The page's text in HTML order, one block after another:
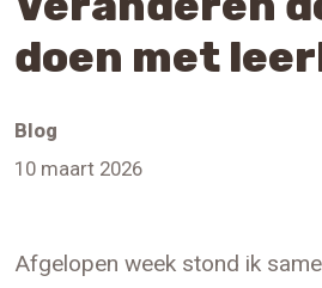
doen met
Blog
10 maart 2026
Afgelopen week stond ik